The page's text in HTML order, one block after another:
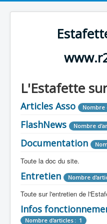
L'Estafette
Articles Asso Nombre
FlashNews Nombre
Documentation
Toute la doc du site.
Revue de Presse
Tous les articles que l'on
Camping Car
Entretien Nombre
Toute sur l'entretien de
Mécanique
Infos
Nombre d'articles : 1